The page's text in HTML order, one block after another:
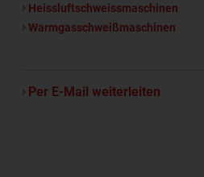
Heissluftschweissmaschinen
Warmgasschweißmaschinen
Per E-Mail weiterleiten